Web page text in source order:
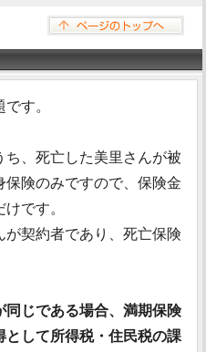
す。
、死亡した美里さんが被
険のみですので、保険金
です。
契約者であり、死亡保険
同じである場合、満期保険
して所得税・住民税の課